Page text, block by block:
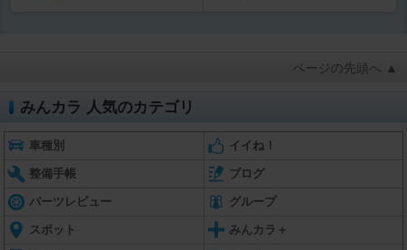
ページの先頭へ ▲
みんカラ 人気のカテゴリ
車種別 イイね！
整備手帳 ブログ
パーツレビュー グループ
スポット みんカラ＋